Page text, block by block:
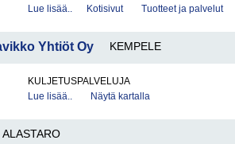
Lue lisää..
Kotisivut Tuotteet ja palvelut
Yhtiöt Oy KEMPELE
KULJETUSPALVELUJA
Lue lisää..
Näytä kartalla
ALASTARO